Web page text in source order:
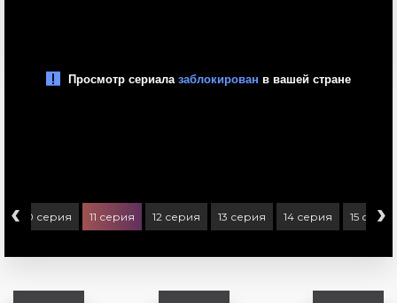
‹ 10 серия 11 серия 12 серия 13 серия 14 серия 15 серия
›